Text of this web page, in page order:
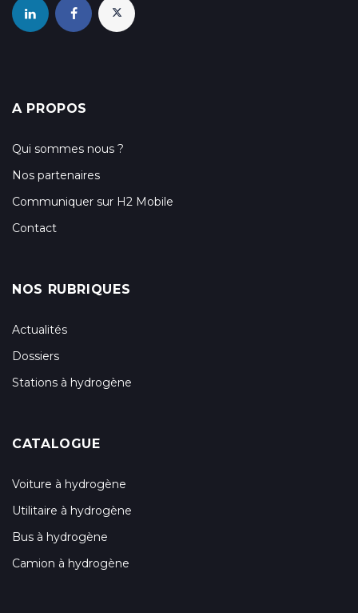
A PROPOS
Qui sommes nous ?
Nos partenaires
Communiquer sur H2 Mobile
Contact
NOS RUBRIQUES
Actualités
Dossiers
Stations à hydrogène
CATALOGUE
Voiture à hydrogène
Utilitaire à hydrogène
Bus à hydrogène
Camion à hydrogène